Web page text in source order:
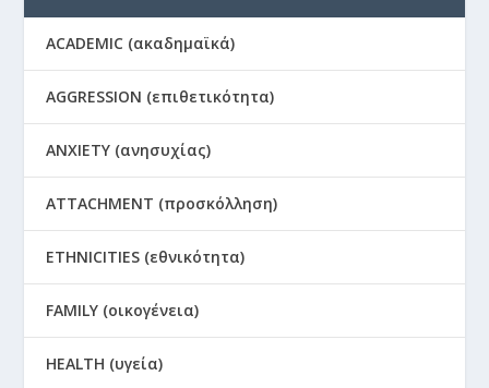
ACADEMIC (ακαδημαϊκά)
AGGRESSION (επιθετικότητα)
ANXIETY (ανησυχίας)
ATTACHMENT (προσκόλληση)
ETHNICITIES (εθνικότητα)
FAMILY (οικογένεια)
HEALTH (υγεία)